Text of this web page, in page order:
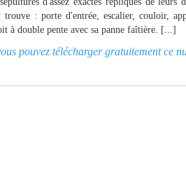
: porte d'entrée, escalier, couloir,
à double pente avec sa panne faîtière. [...]
pouvez télécharger gratuitement ce